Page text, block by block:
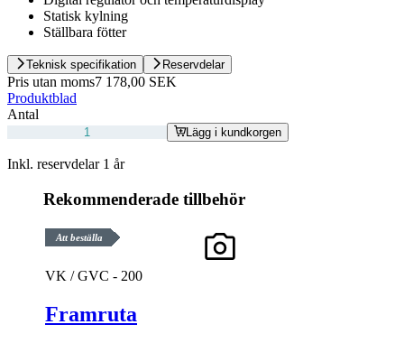
Statisk kylning
Ställbara fötter
Teknisk specifikation Reservdelar
Pris utan moms7 178,00 SEK
Produktblad
Antal
Lägg i kundkorgen
Inkl. reservdelar 1 år
Rekommenderade tillbehör
Att beställa
VK / GVC - 200
Framruta